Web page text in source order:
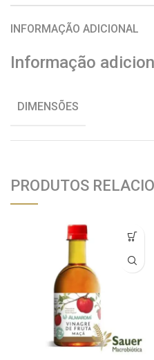
INFORMAÇÃO ADICIONAL
Informação
DIMENSÕES
PRODUTOS